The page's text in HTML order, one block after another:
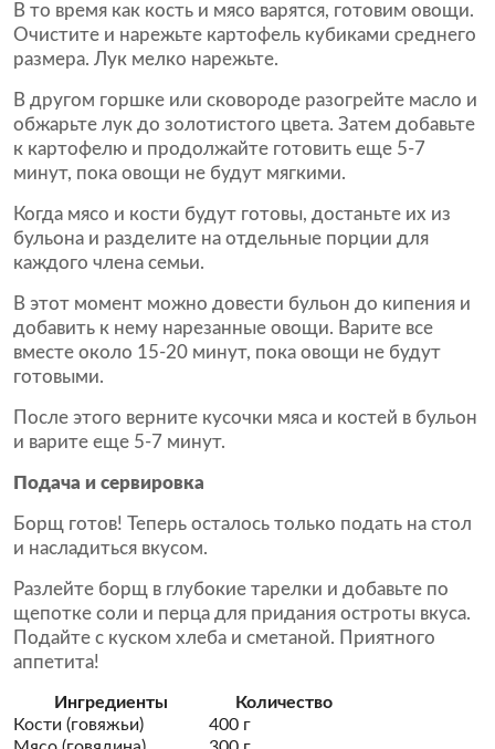
В то время как кость и мясо варятся, готовим овощи.
Очистите и нарежьте картофель кубиками среднего
размера. Лук мелко нарежьте.
В другом горшке или сковороде разогрейте масло и
обжарьте лук до золотистого цвета. Затем добавьте
к картофелю и продолжайте готовить еще 5-7
минут, пока овощи не будут мягкими.
Когда мясо и кости будут готовы, достаньте их из
бульона и разделите на отдельные порции для
каждого члена семьи.
В этот момент можно довести бульон до кипения и
добавить к нему нарезанные овощи. Варите все
вместе около 15-20 минут, пока овощи не будут
готовыми.
После этого верните кусочки мяса и костей в бульон
и варите еще 5-7 минут.
Подача и сервировка
Борщ готов! Теперь осталось только подать на стол
и насладиться вкусом.
Разлейте борщ в глубокие тарелки и добавьте по
щепотке соли и перца для придания остроты вкуса.
Подайте с куском хлеба и сметаной. Приятного
аппетита!
Ингредиенты
Количество
Кости (говяжьи)
400 г